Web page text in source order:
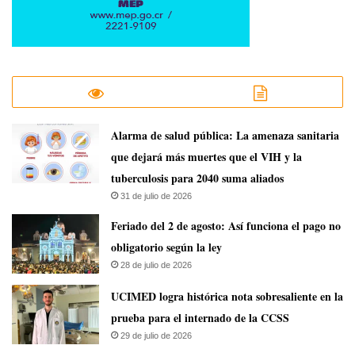
​Alarma de salud pública: La amenaza sanitaria
que dejará más muertes que el VIH y la
tuberculosis para 2040 suma aliados
31 de julio de 2026
Feriado del 2 de agosto: Así funciona el pago no
obligatorio según la ley
28 de julio de 2026
UCIMED logra histórica nota sobresaliente en la
prueba para el internado de la CCSS
29 de julio de 2026